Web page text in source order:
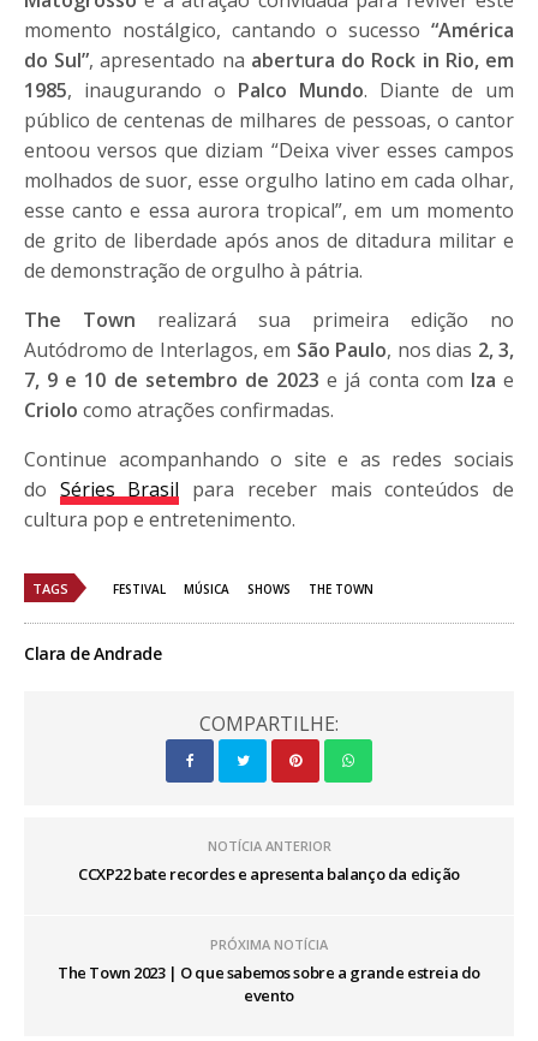
momento nostálgico, cantando o sucesso “América
do Sul”, apresentado na abertura do Rock in Rio, em
1985, inaugurando o Palco Mundo. Diante de um
público de centenas de milhares de pessoas, o cantor
entoou versos que diziam “Deixa viver esses campos
molhados de suor, esse orgulho latino em cada olhar,
esse canto e essa aurora tropical”, em um momento
de grito de liberdade após anos de ditadura militar e
de demonstração de orgulho à pátria.
The Town realizará sua primeira edição no
Autódromo de Interlagos, em São Paulo, nos dias 2, 3,
7, 9 e 10 de setembro de 2023 e já conta com Iza e
Criolo como atrações confirmadas.
Continue acompanhando o site e as redes sociais
do Séries Brasil para receber mais conteúdos de
cultura pop e entretenimento.
TAGS FESTIVAL MÚSICA SHOWS THE TOWN
Clara de Andrade
COMPARTILHE:
NOTÍCIA ANTERIOR
CCXP22 bate recordes e apresenta balanço da edição
PRÓXIMA NOTÍCIA
The Town 2023 | O que sabemos sobre a grande estreia do
evento